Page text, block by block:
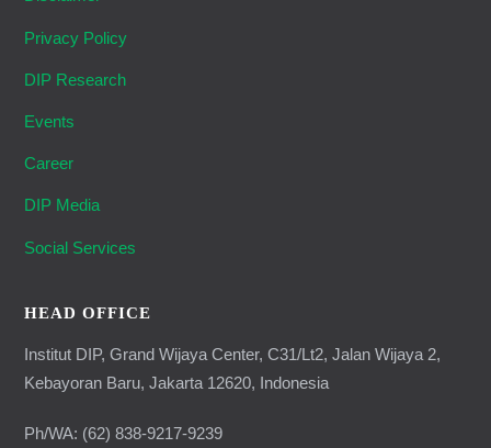
Privacy Policy
DIP Research
Events
Career
DIP Media
Social Services
HEAD OFFICE
Institut DIP, Grand Wijaya Center, C31/Lt2, Jalan Wijaya 2,
Kebayoran Baru, Jakarta 12620, Indonesia
Ph/WA: (62) 838-9217-9239